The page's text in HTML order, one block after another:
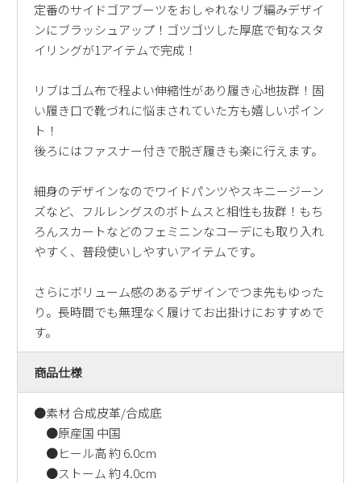
20
21 22 23 24 25
26
27
28 29 30
新規会員登録
会社概要
プライバシーポリシー
お問い合わせ
定番のサイドゴアブーツをおしゃれなリブ編みデザイ
ンにブラッシュアップ！ゴツゴツした厚底で旬なスタ
イリングが1アイテムで完成！
リブはゴム布で程よい伸縮性があり履き心地抜群！固
い履き口で靴づれに悩まされていた方も嬉しいポイン
ト！
後ろにはファスナー付きで脱ぎ履きも楽に行えます。
細身のデザインなのでワイドパンツやスキニージーン
ズなど、フルレングスのボトムスと相性も抜群！もち
ろんスカートなどのフェミニンなコーデにも取り入れ
やすく、普段使いしやすいアイテムです。
さらにボリューム感のあるデザインでつま先もゆった
り。長時間でも無理なく履けてお出掛けにおすすめで
す。
商品仕様
●素材 合成皮革/合成底
●原産国 中国
●ヒール高 約 6.0cm
●ストーム 約 4.0cm